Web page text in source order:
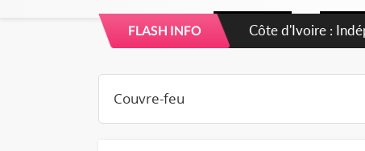
FLASH INFO
Sierra Leone : Un